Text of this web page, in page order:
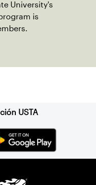
University's
is
USTA